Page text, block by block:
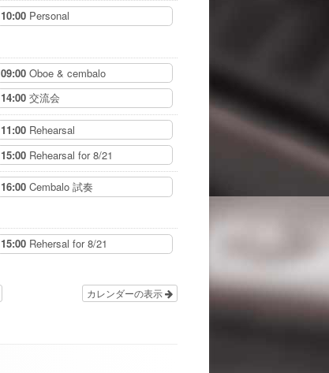
10:00 Personal
09:00 Oboe & cembalo
14:00 交流会
11:00 Rehearsal
15:00 Rehearsal for 8/21
16:00 Cembalo 試奏
15:00 Rehersal for 8/21
カレンダーの表示